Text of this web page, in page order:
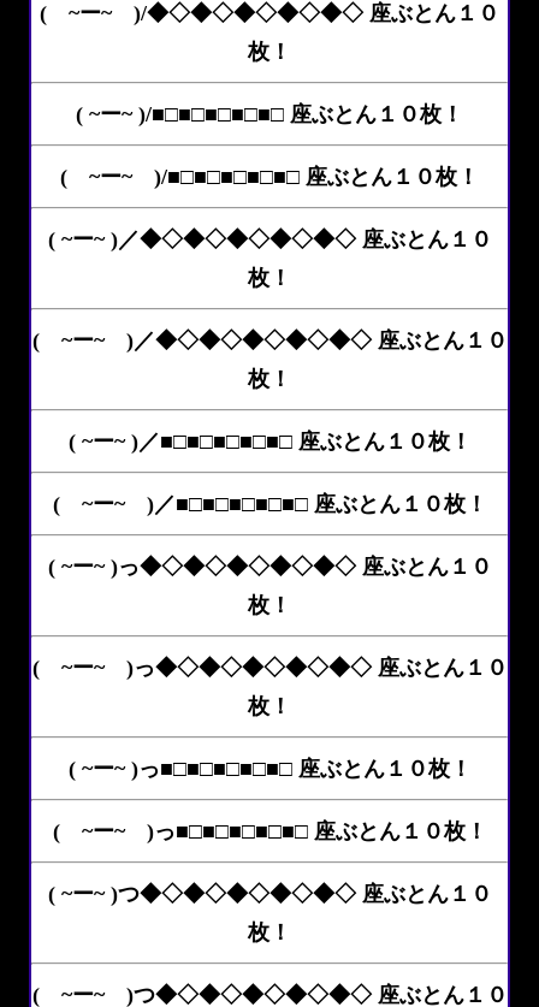
( ~ー~ )/◆◇◆◇◆◇◆◇◆◇ 座ぶとん１０
枚！
( ~ー~ )/■□■□■□■□■□ 座ぶとん１０枚！
( ~ー~ )/■□■□■□■□■□ 座ぶとん１０枚！
( ~ー~ )／◆◇◆◇◆◇◆◇◆◇ 座ぶとん１０
枚！
( ~ー~ )／◆◇◆◇◆◇◆◇◆◇ 座ぶとん１０
枚！
( ~ー~ )／■□■□■□■□■□ 座ぶとん１０枚！
( ~ー~ )／■□■□■□■□■□ 座ぶとん１０枚！
( ~ー~ )っ◆◇◆◇◆◇◆◇◆◇ 座ぶとん１０
枚！
( ~ー~ )っ◆◇◆◇◆◇◆◇◆◇ 座ぶとん１０
枚！
( ~ー~ )っ■□■□■□■□■□ 座ぶとん１０枚！
( ~ー~ )っ■□■□■□■□■□ 座ぶとん１０枚！
( ~ー~ )つ◆◇◆◇◆◇◆◇◆◇ 座ぶとん１０
枚！
( ~ー~ )つ◆◇◆◇◆◇◆◇◆◇ 座ぶとん１０